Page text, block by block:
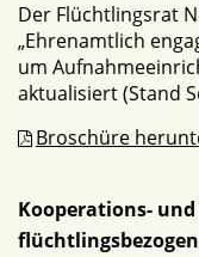
Der Flüchtlingsrat
„Ehrenamtlich
um
aktualisiert (Stand
Broschüre
Kooperations-